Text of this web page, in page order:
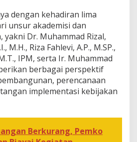
dengan kehadiran lima
unsur akademisi dan
yakni Dr. Muhammad Rizal,
M.H., Riza Fahlevi, A.P., M.SP.,
IPM, serta Ir. Muhammad
berbagai perspektif
perencanaan
implementasi kebijakan
Berkurang, Pemko